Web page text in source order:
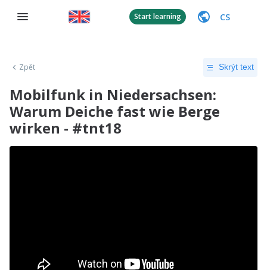
Start learning CS
Zpět Skrýt text
Mobilfunk in Niedersachsen:
Warum Deiche fast wie Berge
wirken - #tnt18